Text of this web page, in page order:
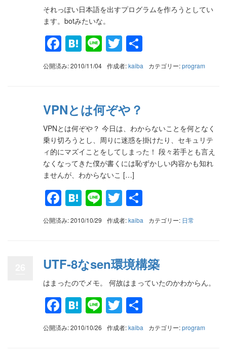
それっぽい日本語を出すプログラムを作ろうとしてい
ます。botみたいな。
Facebook
Hatena
LineTwitter
有
公開済み: 2010/11/04 作成者:kaiba カテゴリー:program
VPNとは何ぞや？
VPNとは何ぞや？ 今日は、わからないことを何となく
乗り切ろうとし、周りに迷惑を掛けたり、セキュリテ
ィ的にマズイことをしてしまった！ 段々若手とも言え
なくなってきた僕が書くには恥ずかしい内容かも知れ
ませんが、わからないこ […]
Facebook
Hatena
LineTwitter
有
公開済み: 2010/10/29 作成者:kaiba カテゴリー: 日常
UTF-8なsen環境構築
はまったのでメモ。 何故はまっていたのかわからん。
Facebook
Hatena
LineTwitter
有
公開済み: 2010/10/26 作成者:kaiba カテゴリー:program